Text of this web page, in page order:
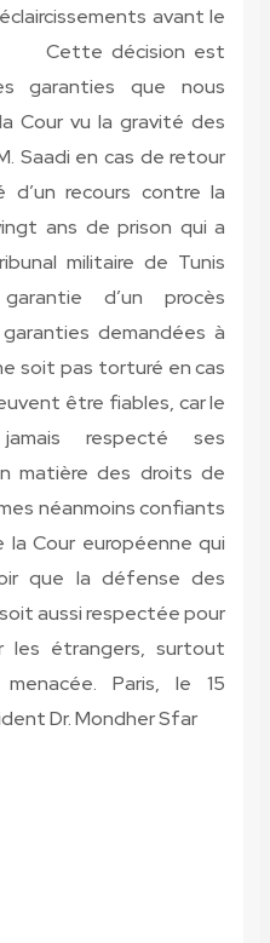
avant le
décision est
garanties que nous
Cour vu la gravité des
Saadi en cas de retour
d’un recours contre la
ans de prison qui a
militaire de Tunis
d’un procès
demandées à
soit pas torturé en cas
être fiables, car le
respecté ses
matière des droits de
néanmoins confiants
Cour européenne qui
que la défense des
aussi respectée pour
les étrangers, surtout
Paris, le 15
Dr. Mondher Sfar